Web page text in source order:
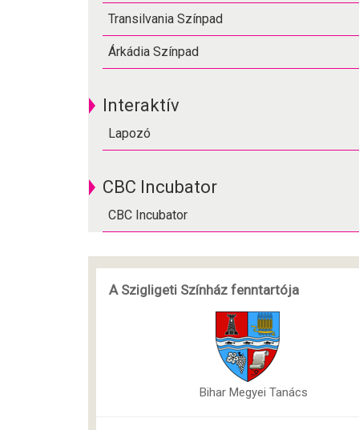
Transilvania Színpad
Árkádia Színpad
Interaktív
Lapozó
CBC Incubator
CBC Incubator
A Szigligeti Színház fenntartója
Bihar Megyei Tanács